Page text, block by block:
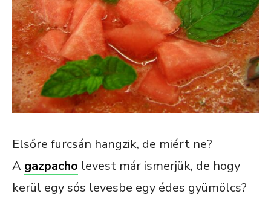
Elsőre furcsán hangzik, de miért ne?
A gazpacho levest már ismerjük, de hogy
kerül egy sós levesbe egy édes gyümölcs?